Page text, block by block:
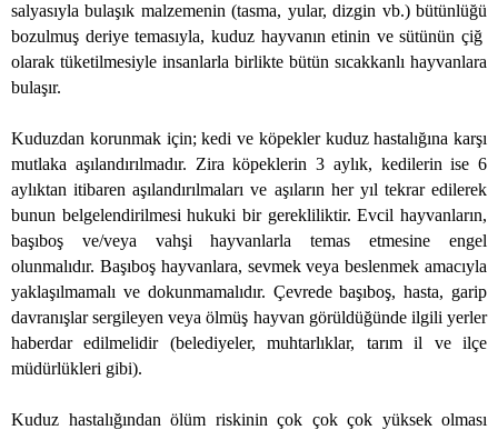
salyasıyla bulaşık malzemenin (tasma, yular, dizgin vb.) bütünlüğü
bozulmuş deriye temasıyla, kuduz hayvanın etinin ve sütünün çiğ
olarak tüketilmesiyle insanlarla birlikte bütün sıcakkanlı hayvanlara
bulaşır.
Kuduzdan korunmak için; kedi ve köpekler kuduz hastalığına karşı
mutlaka aşılandırılmadır. Zira köpeklerin 3 aylık, kedilerin ise 6
aylıktan itibaren aşılandırılmaları ve aşıların her yıl tekrar edilerek
bunun belgelendirilmesi hukuki bir gerekliliktir. Evcil hayvanların,
başıboş ve/veya vahşi hayvanlarla temas etmesine engel
olunmalıdır. Başıboş hayvanlara, sevmek veya beslenmek amacıyla
yaklaşılmamalı ve dokunmamalıdır. Çevrede başıboş, hasta, garip
davranışlar sergileyen veya ölmüş hayvan görüldüğünde ilgili yerler
haberdar edilmelidir (belediyeler, muhtarlıklar, tarım il ve ilçe
müdürlükleri gibi).
Kuduz hastalığından ölüm riskinin çok çok çok yüksek olması